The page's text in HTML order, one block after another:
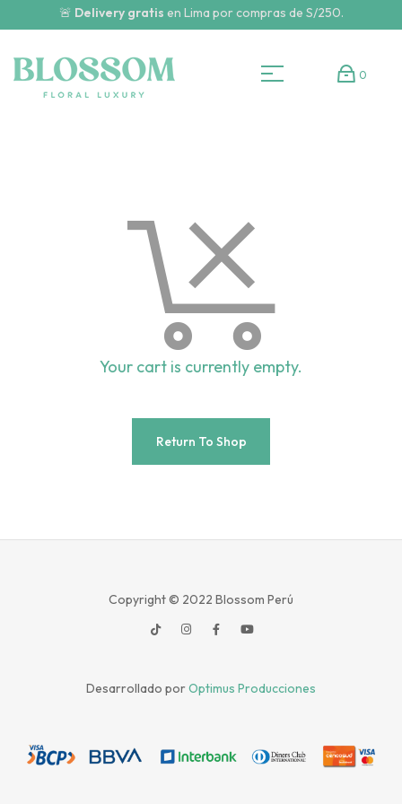
🚨 Delivery gratis en Lima por compras de S/250.
0
Your cart is currently empty.
Return To Shop
Copyright © 2022 Blossom Perú
Desarrollado porOptimus Producciones